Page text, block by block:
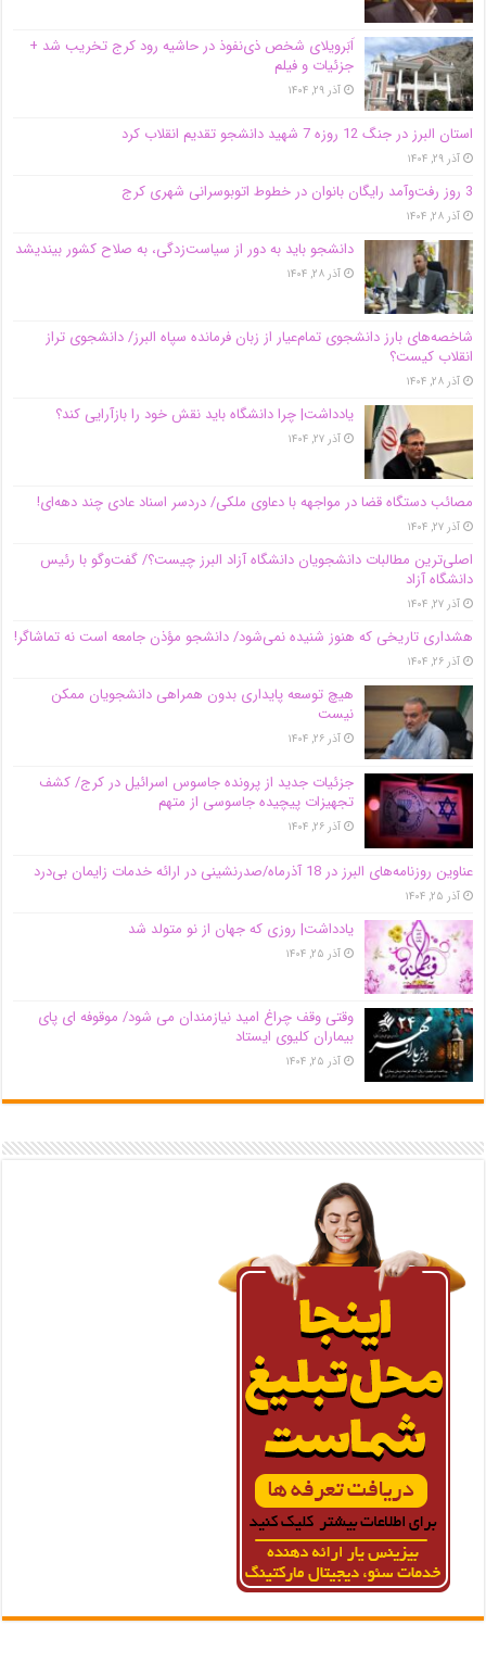
اَبَر‌ویلای شخص ذی‌نفوذ در حاشیه‌ رود کرج تخریب شد +
جزئیات و فیلم
آذر ۲۹, ۱۴۰۴
استان البرز در جنگ 12 روزه 7 شهید دانشجو تقدیم انقلاب کرد
آذر ۲۹, ۱۴۰۴
3 روز رفت‌وآمد رایگان بانوان در خطوط اتوبوسرانی شهری کرج
آذر ۲۸, ۱۴۰۴
دانشجو باید به دور از سیاست‌زدگی، به صلاح کشور بیندیشد
آذر ۲۸, ۱۴۰۴
شاخصه‌های بارز دانشجوی تمام‌عیار از زبان فرمانده سپاه البرز/ دانشجوی تراز
انقلاب کیست؟
آذر ۲۸, ۱۴۰۴
یادداشت| چرا دانشگاه باید نقش خود را بازآرایی کند؟
آذر ۲۷, ۱۴۰۴
مصائب دستگاه قضا در مواجهه با دعاوی ملکی/ دردسر اسناد عادی چند‌ دهه‌ای!
آذر ۲۷, ۱۴۰۴
اصلی‌ترین مطالبات دانشجویان دانشگاه آزاد البرز چیست؟/ گفت‌وگو با رئیس
دانشگاه آز‌اد
آذر ۲۷, ۱۴۰۴
هشداری تاریخی که هنوز شنیده نمی‌شود/ دانشجو مؤذن جامعه است نه تماشاگر!
آذر ۲۶, ۱۴۰۴
هیچ توسعه پایداری بدون همراهی دانشجویان ممکن
نیست
آذر ۲۶, ۱۴۰۴
جزئیات جدید از پرونده جاسوس اسرائیل در کرج/‌ کشف
تجهیزات پیچیده جاسوسی از متهم
آذر ۲۶, ۱۴۰۴
عناوین روزنامه‌های البرز در ‌18 آذرماه/صدرنشینی در ارائه خدمات زایمان بی‌درد
آذر ۲۵, ۱۴۰۴
یادداشت| روزی که جهان از نو متولد شد
آذر ۲۵, ۱۴۰۴
وقتی وقف چراغ امید نیازمندان می شود/ موقوفه ای پای
بیماران کلیوی ایستاد
آذر ۲۵, ۱۴۰۴